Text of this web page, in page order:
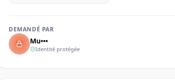
DEMANDÉ PAR
Mu•••
Identité protégée